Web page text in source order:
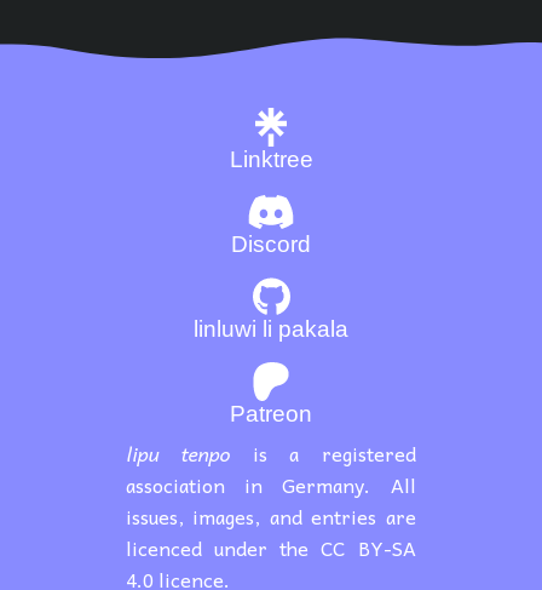
Discord
Linktree
Patreon
linluwi li pakala
lipu tenpo is a registered
association in Germany. All
issues, images, and entries are
licenced under the CC BY-SA
4.0 licence.